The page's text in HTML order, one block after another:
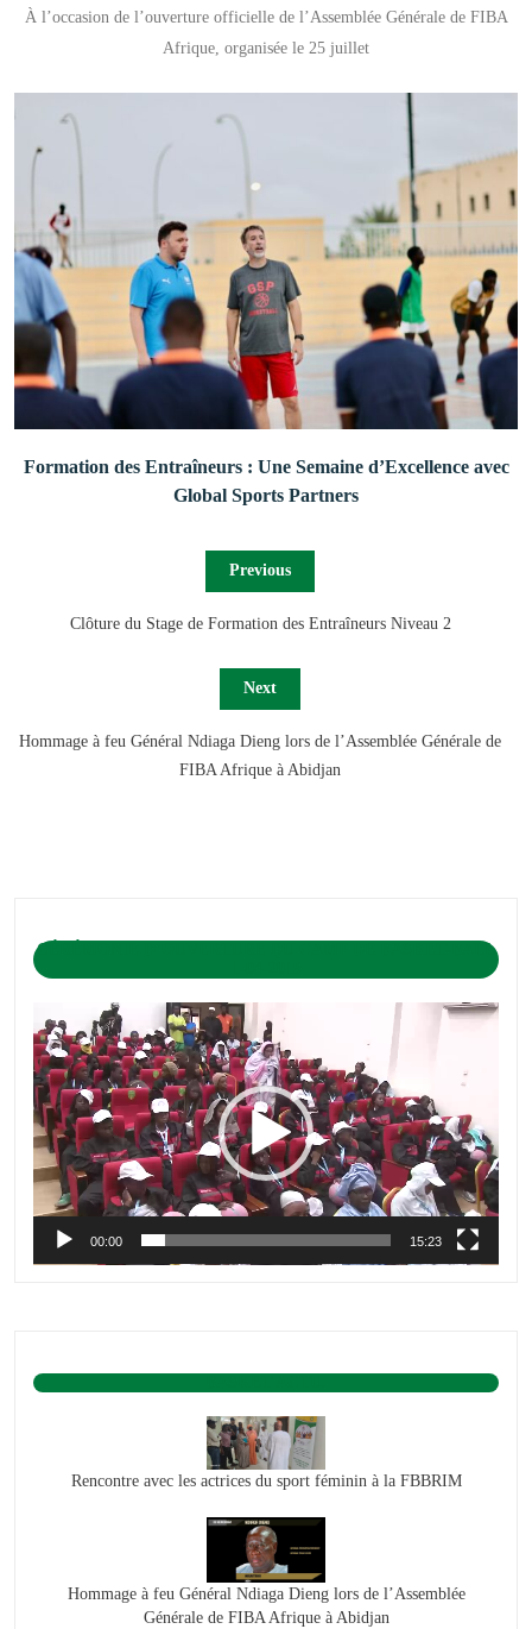
À l’occasion de l’ouverture officielle de l’Assemblée Générale de FIBA
Afrique, organisée le 25 juillet
Formation des Entraîneurs : Une Semaine d’Excellence avec
Global Sports Partners
Previous
Clôture du Stage de Formation des Entraîneurs Niveau 2
Next
Hommage à feu Général Ndiaga Dieng lors de l’Assemblée Générale de
FIBA Afrique à Abidjan
CÉRÉMONIE D’OUVERTURE DU CAMP DE BASKET-BALL
Lecteur
vidéo
00:00 15:23
Rencontre avec les actrices du sport féminin à la FBBRIM
Hommage à feu Général Ndiaga Dieng lors de l’Assemblée
Générale de FIBA Afrique à Abidjan